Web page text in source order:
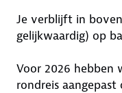
Je verblijft in
gelijkwaardig) op
Voor 2026 hebben
rondreis